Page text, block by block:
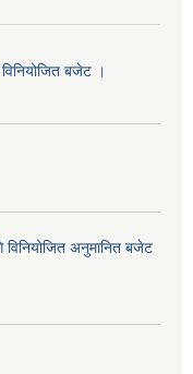
बजेट ।
अनुमानित बजेट